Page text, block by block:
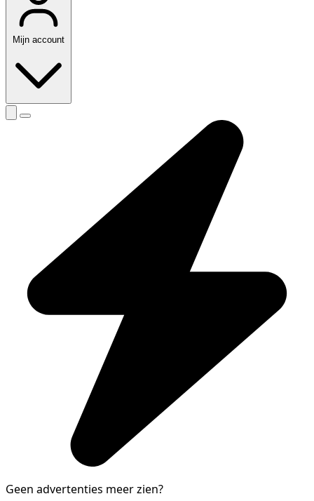
Mijn account
Geen advertenties meer zien?